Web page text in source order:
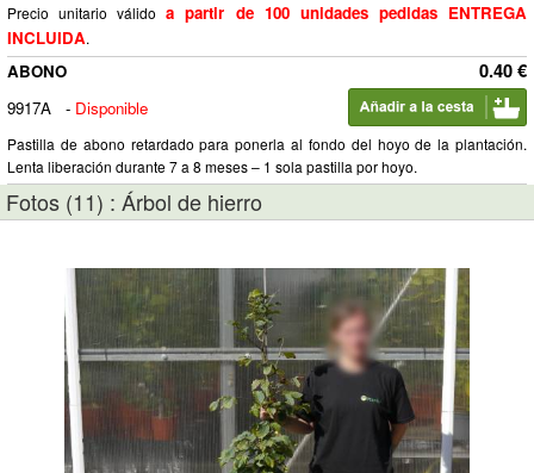
Precio unitario válidoa partir de 100 unidades pedidas ENTREGA
INCLUIDA.
0.40 €
ABONO
9917A
- Disponible
Pastilla de abono retardado para ponerla al fondo del hoyo de la plantación.
Lenta liberación durante 7 a 8 meses – 1 sola pastilla por hoyo.
Fotos (11) : Árbol de hierro